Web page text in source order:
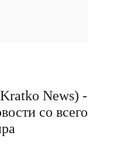
News) -
со всего